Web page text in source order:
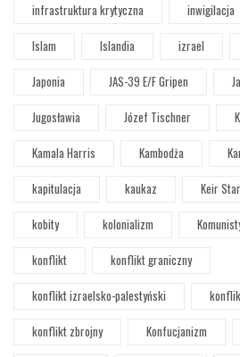
infrastruktura krytyczna
inwigilacja
Islam
Islandia izrael
Japonia
JAS-39 E/F Gripen
Jugosławia
Józef Tischner
Kamala Harris
Kambodża
kapitulacja
kaukaz Keir
kobity
kolonializm
konflikt
konflikt graniczny
konflikt izraelsko-palestyński
konflikt zbrojny
Konfucjanizm